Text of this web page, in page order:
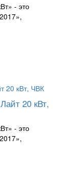
- это
20 кВт,
- это